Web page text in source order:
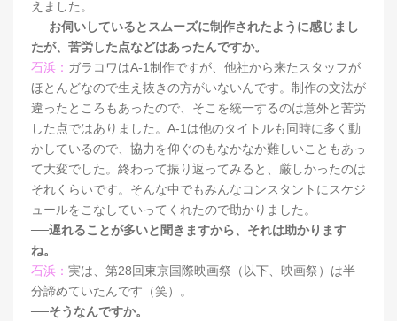
えました。
──お伺いしているとスムーズに制作されたように感じまし
たが、苦労した点などはあったんですか。
石浜： ガラコワはA-1制作ですが、他社から来たスタッフが
ほとんどなので生え抜きの方がいないんです。制作の文法が
違ったところもあったので、そこを統一するのは意外と苦労
した点ではありました。A-1は他のタイトルも同時に多く動
かしているので、協力を仰ぐのもなかなか難しいこともあっ
て大変でした。終わって振り返ってみると、厳しかったのは
それくらいです。そんな中でもみんなコンスタントにスケジ
ュールをこなしていってくれたので助かりました。
──遅れることが多いと聞きますから、それは助かります
ね。
石浜： 実は、第28回東京国際映画祭（以下、映画祭）は半
分諦めていたんです（笑）。
──そうなんですか。